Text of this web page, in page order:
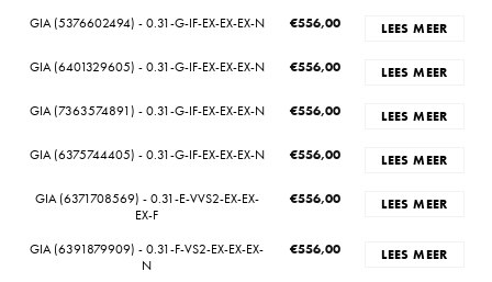
GIA (5376602494) - 0.31-G-IF-EX-EX-EX-N €556,00 LEES MEER
GIA (6401329605) - 0.31-G-IF-EX-EX-EX-N €556,00 LEES MEER
GIA (7363574891) - 0.31-G-IF-EX-EX-EX-N €556,00 LEES MEER
GIA (6375744405) - 0.31-G-IF-EX-EX-EX-N €556,00 LEES MEER
GIA (6371708569) - 0.31-E-VVS2-EX-EX-
EX-F
€556,00 LEES MEER
GIA (6391879909) - 0.31-F-VS2-EX-EX-EX-
N
€556,00 LEES MEER